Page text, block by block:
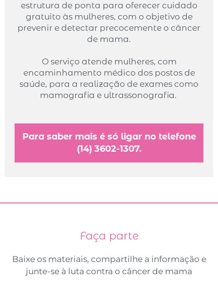
estrutura de ponta para oferecer cuidado
gratuito às mulheres, com o objetivo de
prevenir e detectar precocemente o câncer
de mama.
O serviço atende mulheres, com
encaminhamento médico dos postos de
saúde, para a realização de exames como
mamografia e ultrassonografia.
Para saber mais é só ligar no telefone
(14) 3602-1307.
Faça parte
Baixe os materiais, compartilhe a informação e
junte-se à luta contra o câncer de mama